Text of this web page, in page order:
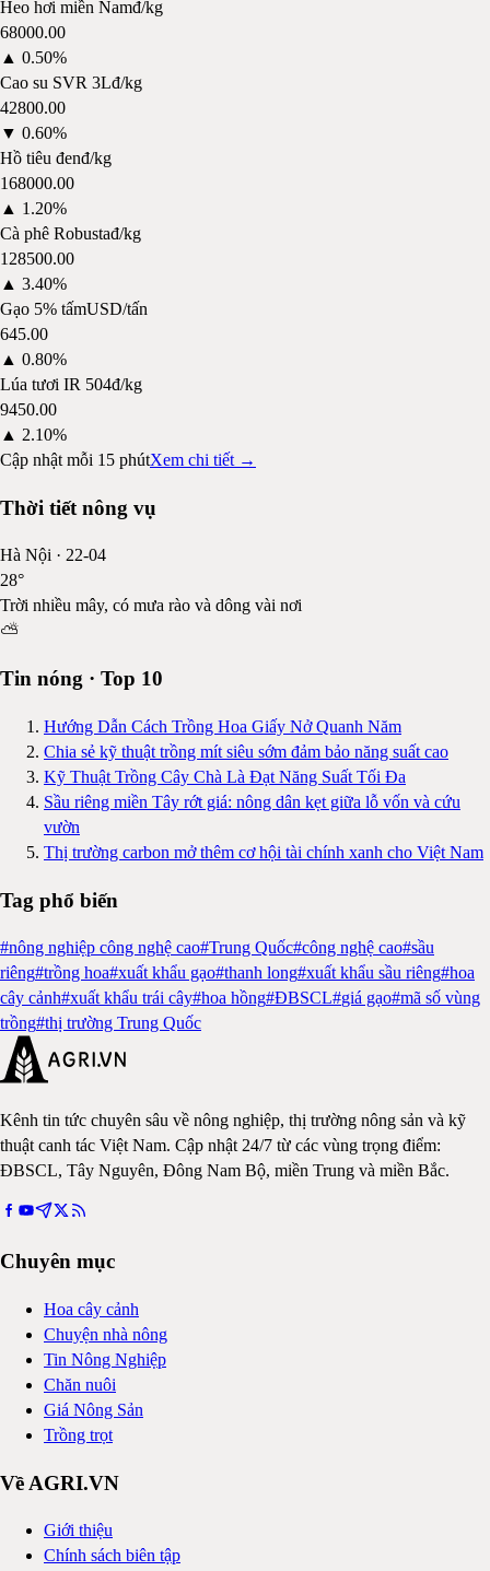
Heo hơi miền Namđ/kg
68000.00
▲ 0.50%
Cao su SVR 3Lđ/kg
42800.00
▼ 0.60%
Hồ tiêu đenđ/kg
168000.00
▲ 1.20%
Cà phê Robustađ/kg
128500.00
▲ 3.40%
Gạo 5% tấmUSD/tấn
645.00
▲ 0.80%
Lúa tươi IR 504đ/kg
9450.00
▲ 2.10%
Cập nhật mỗi 15 phútXem chi tiết →
Thời tiết nông vụ
Hà Nội · 22-04
28°
Trời nhiều mây, có mưa rào và dông vài nơi
⛅
Tin nóng · Top 10
Hướng Dẫn Cách Trồng Hoa Giấy Nở Quanh Năm
Chia sẻ kỹ thuật trồng mít siêu sớm đảm bảo năng suất cao
Kỹ Thuật Trồng Cây Chà Là Đạt Năng Suất Tối Đa
Sầu riêng miền Tây rớt giá: nông dân kẹt giữa lỗ vốn và cứu
vườn
Thị trường carbon mở thêm cơ hội tài chính xanh cho Việt Nam
Tag phổ biến
#nông nghiệp công nghệ cao#Trung Quốc#công nghệ cao#sầu
riêng#trồng hoa#xuất khẩu gạo#thanh long#xuất khẩu sầu riêng#hoa
cây cảnh#xuất khẩu trái cây#hoa hồng#ĐBSCL#giá gạo#mã số vùng
trồng#thị trường Trung Quốc
Kênh tin tức chuyên sâu về nông nghiệp, thị trường nông sản và kỹ
thuật canh tác Việt Nam. Cập nhật 24/7 từ các vùng trọng điểm:
ĐBSCL, Tây Nguyên, Đông Nam Bộ, miền Trung và miền Bắc.
Chuyên mục
Hoa cây cảnh
Chuyện nhà nông
Tin Nông Nghiệp
Chăn nuôi
Giá Nông Sản
Trồng trọt
Về AGRI.VN
Giới thiệu
Chính sách biên tập